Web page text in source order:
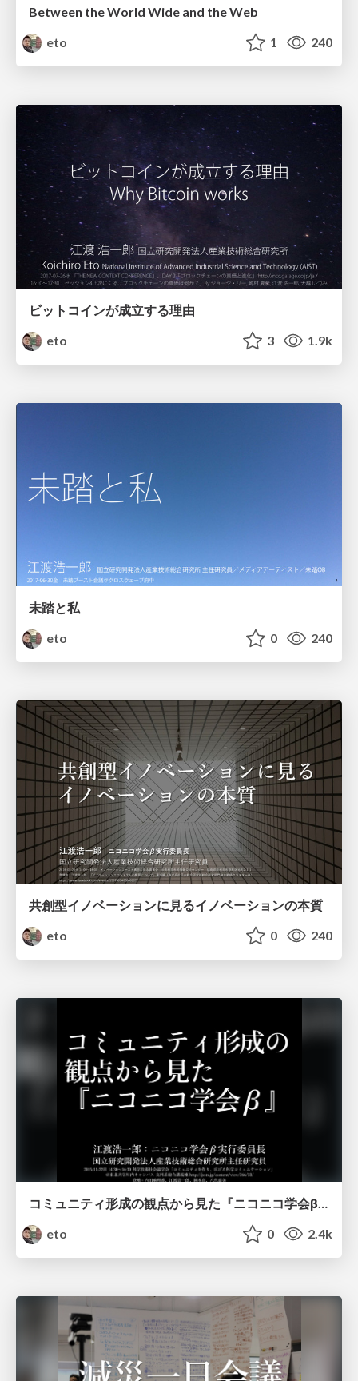
Between the World Wide and the Web
eto
1 240
ビットコインが成立する理由
eto
3 1.9k
未踏と私
eto
0 240
共創型イノベーションに見るイノベーションの本質
eto
0 240
コミュニティ形成の観点から見た『ニコニコ学会β』
eto
0 2.4k